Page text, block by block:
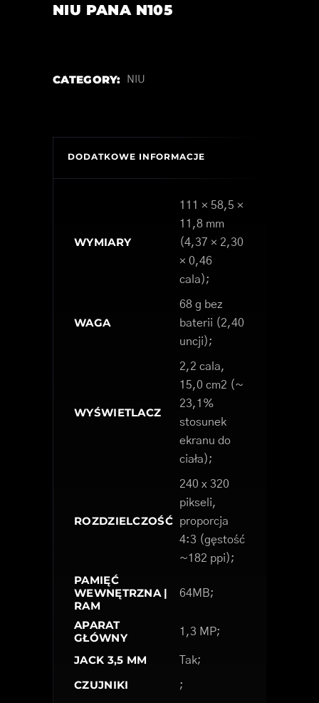
NIU PANA N105
CATEGORY: NIU
DODATKOWE INFORMACJE
WYMIARY
111 × 58,5 ×
11,8 mm
(4,37 × 2,30
× 0,46
cala);
WAGA
68 g bez
baterii (2,40
uncji);
WYŚWIETLACZ
2,2 cala,
15,0 cm2 (~
23,1%
stosunek
ekranu do
ciała);
ROZDZIELCZOŚĆ
240 x 320
pikseli,
proporcja
4:3 (gęstość
~182 ppi);
PAMIĘĆ
WEWNĘTRZNA |
RAM
64MB;
APARAT
GŁÓWNY
1,3 MP;
JACK 3,5 MM Tak;
CZUJNIKI ;